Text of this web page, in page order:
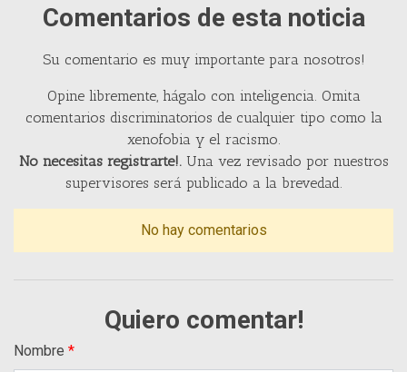
Comentarios de esta noticia
Su comentario es muy importante para nosotros!
Opine libremente, hágalo con inteligencia. Omita
comentarios discriminatorios de cualquier tipo como la
xenofobia y el racismo.
No necesitas registrarte!.Una vez revisado por nuestros
supervisores será publicado a la brevedad.
No hay comentarios
Quiero comentar!
Nombre